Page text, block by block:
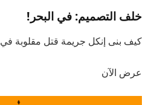
خلف التصميم: في البحر!
كيف بنى إنكل جريمة قتل مقلوبة في 100 يوم فقط؟
عرض الآن